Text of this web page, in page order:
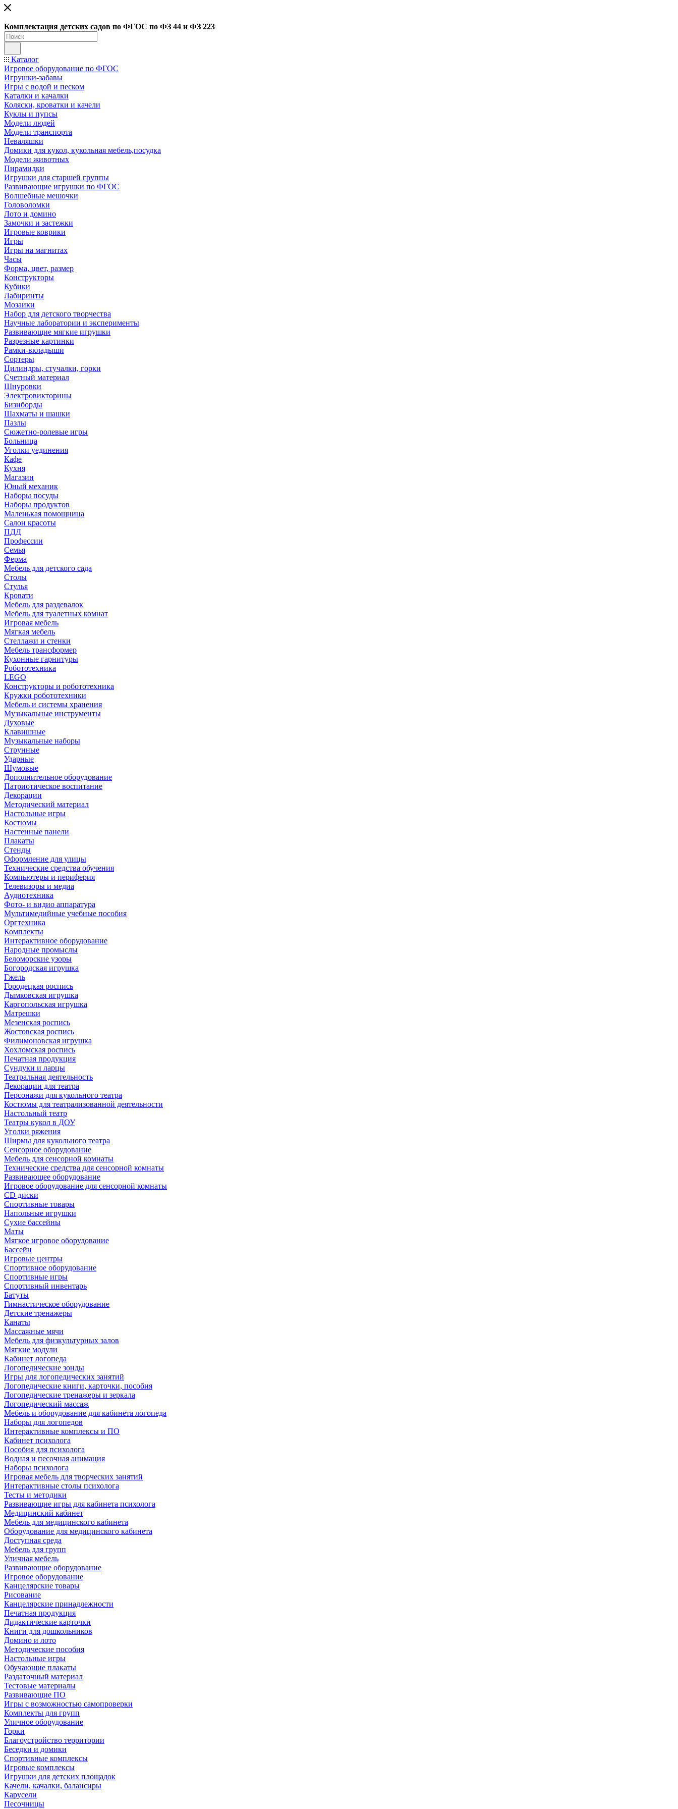
Комплектация детских садов по ФГОC по ФЗ 44 и ФЗ 223
Каталог
Игровое оборудование по ФГОС
Игрушки-забавы
Игры с водой и песком
Каталки и качалки
Коляски, кроватки и качели
Куклы и пупсы
Модели людей
Модели транспорта
Неваляшки
Домики для кукол, кукольная мебель,посудка
Модели животных
Пирамидки
Игрушки для старшей группы
Развивающие игрушки по ФГОС
Волшебные мешочки
Головоломки
Лото и домино
Замочки и застежки
Игровые коврики
Игры
Игры на магнитах
Часы
Форма, цвет, размер
Конструкторы
Кубики
Лабиринты
Мозаики
Набор для детского творчества
Научные лаборатории и эксперименты
Развивающие мягкие игрушки
Разрезные картинки
Рамки-вкладыши
Сортеры
Цилиндры, стучалки, горки
Счетный материал
Шнуровки
Электровикторины
Бизиборды
Шахматы и шашки
Пазлы
Сюжетно-ролевые игры
Больница
Уголки уединения
Кафе
Кухня
Магазин
Юный механик
Наборы посуды
Наборы продуктов
Маленькая помощница
Салон красоты
ПДД
Профессии
Семья
Ферма
Мебель для детского сада
Столы
Cтулья
Кровати
Мебель для раздевалок
Мебель для туалетных комнат
Игровая мебель
Мягкая мебель
Стеллажи и стенки
Мебель трансформер
Кухонные гарнитуры
Робототехника
LEGO
Конструкторы и робототехника
Кружки робототехники
Мебель и системы хранения
Музыкальные инструменты
Духовые
Клавишные
Музыкальные наборы
Струнные
Ударные
Шумовые
Дополнительное оборудование
Патриотическое воспитание
Декорации
Методический материал
Настольные игры
Костюмы
Настенные панели
Плакаты
Стенды
Оформление для улицы
Технические средства обучения
Компьютеры и периферия
Телевизоры и медиа
Аудиотехника
Фото- и видио аппаратура
Мультимедийные учебные пособия
Оргтехника
Комплекты
Интерактивное оборудование
Народные промыслы
Беломорские узоры
Богородская игрушка
Гжель
Городецкая роспись
Дымковская игрушка
Каргопольская игрушка
Матрешки
Мезенская роспись
Жостовская роспись
Филимоновская игрушка
Хохломская роспись
Печатная продукция
Сундуки и ларцы
Театральная деятельность
Декорации для театра
Персонажи для кукольного театра
Костюмы для театрализованной деятельности
Настольный театр
Театры кукол в ДОУ
Уголки ряжения
Ширмы для кукольного театра
Сенсорное оборудование
Мебель для сенсорной комнаты
Технические средства для сенсорной комнаты
Развивающее оборудование
Игровое оборудование для сенсорной комнаты
CD диски
Спортивные товары
Напольные игрушки
Сухие бассейны
Маты
Мягкое игровое оборудование
Бассейн
Игровые центры
Спортивное оборудование
Спортивные игры
Спортивный инвентарь
Батуты
Гимнастическое оборудование
Детские тренажеры
Канаты
Массажные мячи
Мебель для физкультурных залов
Мягкие модули
Кабинет логопеда
Логопедические зонды
Игры для логопедических занятий
Логопедические книги, карточки, пособия
Логопедические тренажеры и зеркала
Логопедический массаж
Мебель и оборудование для кабинета логопеда
Наборы для логопедов
Интерактивные комплексы и ПО
Кабинет психолога
Пособия для психолога
Водная и песочная анимация
Наборы психолога
Игровая мебель для творческих занятий
Интерактивные столы психолога
Тесты и методики
Развивающие игры для кабинета психолога
Медицинский кабинет
Мебель для медицинского кабинета
Оборудование для медицинского кабинета
Доступная среда
Мебель для групп
Уличная мебель
Развивающие оборудование
Игровое оборудование
Канцелярские товары
Рисование
Канцелярские принадлежности
Печатная продукция
Дидактические карточки
Книги для дошкольников
Домино и лото
Методические пособия
Настольные игры
Обучающие плакаты
Раздаточный материал
Тестовые материалы
Развивающие ПО
Игры с возможностью самопроверки
Комплекты для групп
Уличное оборудование
Горки
Благоустройство территории
Беседки и домики
Спортивные комплексы
Игровые комплексы
Игрушки для детских площадок
Качели, качалки, балансиры
Карусели
Песочницы